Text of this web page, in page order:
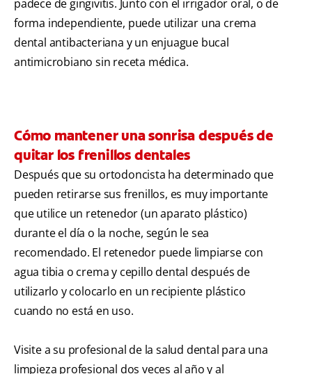
padece de gingivitis. Junto con el irrigador oral, o de
forma independiente, puede utilizar una crema
dental antibacteriana y un enjuague bucal
antimicrobiano sin receta médica.
Cómo mantener una sonrisa después de
quitar los frenillos dentales
Después que su ortodoncista ha determinado que
pueden retirarse sus frenillos, es muy importante
que utilice un retenedor (un aparato plástico)
durante el día o la noche, según le sea
recomendado. El retenedor puede limpiarse con
agua tibia o crema y cepillo dental después de
utilizarlo y colocarlo en un recipiente plástico
cuando no está en uso.
Visite a su profesional de la salud dental para una
limpieza profesional dos veces al año y al